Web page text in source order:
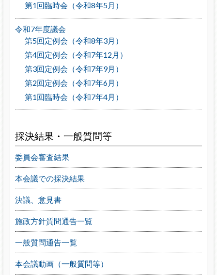
第1回臨時会（令和8年5月）
令和7年度議会
第5回定例会（令和8年3月）
第4回定例会（令和7年12月）
第3回定例会（令和7年9月）
第2回定例会（令和7年6月）
第1回臨時会（令和7年4月）
採決結果・一般質問等
委員会審査結果
本会議での採決結果
決議、意見書
施政方針質問通告一覧
一般質問通告一覧
本会議動画（一般質問等）